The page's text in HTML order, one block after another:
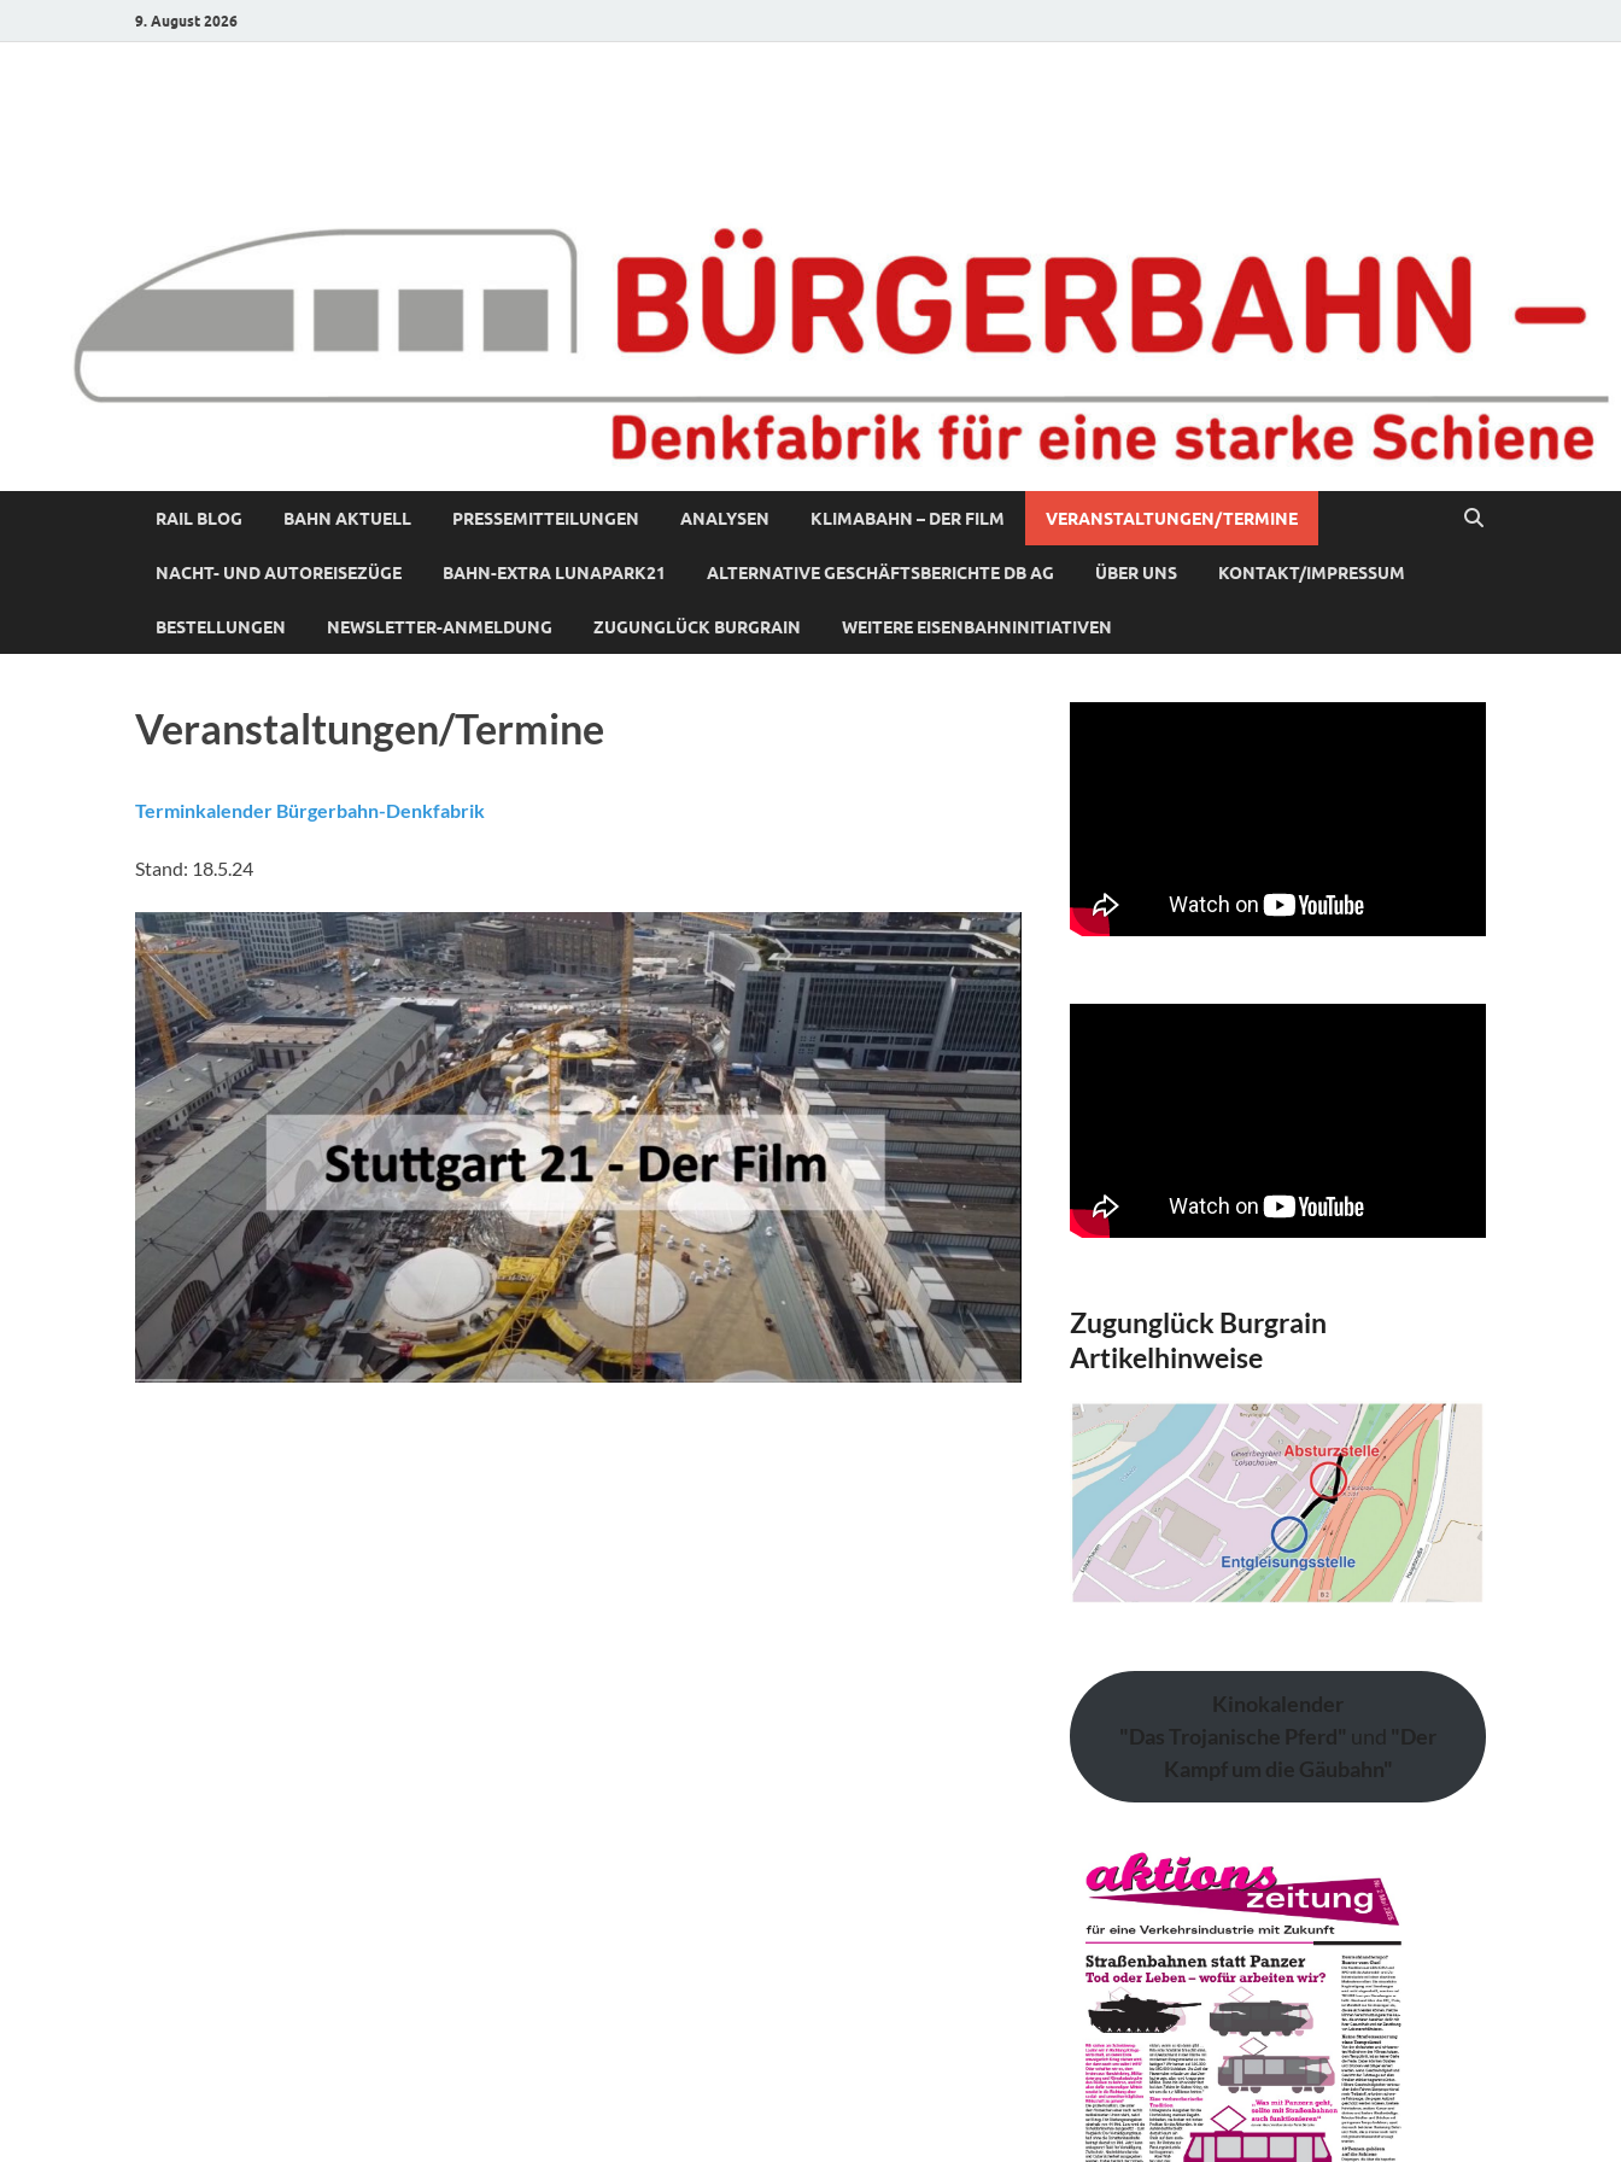
9. August 2026
RAIL BLOG BAHN AKTUELL PRESSEMITTEILUNGEN ANALYSEN KLIMABAHN – DER FILM VERANSTALTUNGEN/TERMINE
NACHT- UND AUTOREISEZÜGE BAHN-EXTRA LUNAPARK21 ALTERNATIVE GESCHÄFTSBERICHTE DB AG ÜBER UNS KONTAKT/IMPRESSUM
BESTELLUNGEN NEWSLETTER-ANMELDUNG ZUGUNGLÜCK BURGRAIN WEITERE EISENBAHNINITIATIVEN
Veranstaltungen/Termine
Terminkalender Bürgerbahn-Denkfabrik
Stand: 18.5.24
Zugunglück Burgrain
Artikelhinweise
Kinokalender
"Das Trojanische Pferd" und "Der
Kampf um die Gäubahn"